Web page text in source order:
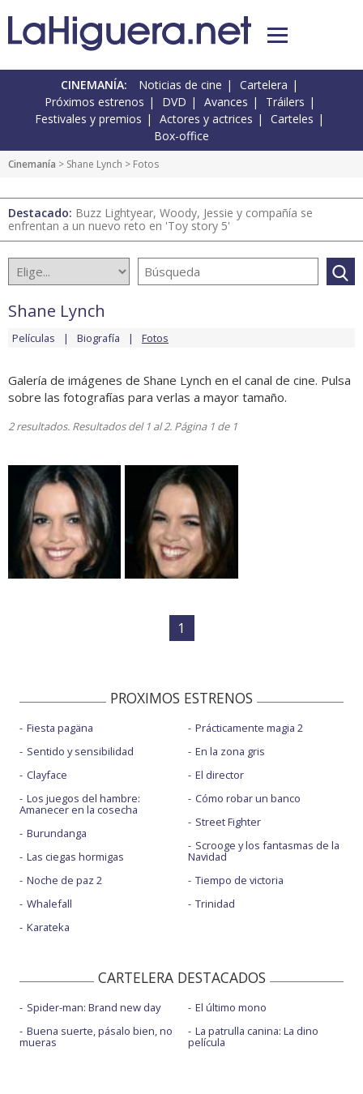
CINEMANÍA: Noticias de cine
Cartelera
Próximos estrenos
DVD Avances
Tráilers
Festivales y premios
Actores y actrices
Carteles
Box-office
Cinemanía > Shane Lynch > Fotos
Destacado: Buzz Lightyear, Woody, Jessie y compañía se
enfrentan a un nuevo reto en 'Toy story 5'
Shane Lynch
Películas Biografía Fotos
Galería de imágenes de Shane Lynch en el canal de cine. Pulsa
sobre las fotografías para verlas a mayor tamaño.
2 resultados. Resultados del 1 al 2. Página 1 de 1
1
PROXIMOS ESTRENOS
Fiesta pagäna
Sentido y sensibilidad
Clayface
Los juegos del hambre:
Amanecer en la cosecha
Burundanga
Las ciegas hormigas
Noche de paz 2
Whalefall
Karateka
Prácticamente magia 2
En la zona gris
El director
Cómo robar un banco
Street Fighter
Scrooge y los fantasmas de la
Navidad
Tiempo de victoria
Trinidad
CARTELERA DESTACADOS
Spider-man: Brand new day
Buena suerte, pásalo bien, no
mueras
El último mono
La patrulla canina: La dino
película